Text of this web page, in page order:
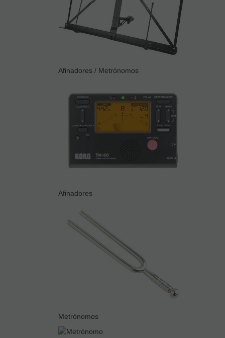
Afinadores / Metrónomos
Afinadores
Metrónomos